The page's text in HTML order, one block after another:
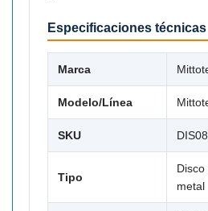
Especificaciones técnicas
Marca
Modelo/Línea
SKU
Tipo
metal